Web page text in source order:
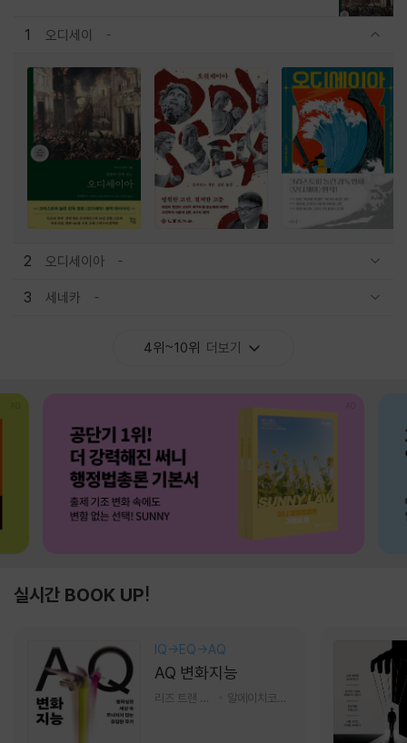
1 오디세이
2 오디세이아
3 세네카
4위~10위 더보기
실시간 BOOK UP!
IQ→EQ→AQ
AQ 변화지능